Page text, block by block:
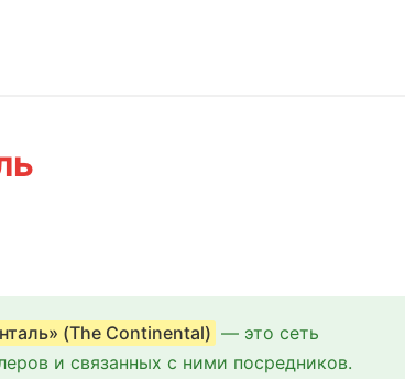
(The Continental) — это сеть
и связанных с ними посредников.